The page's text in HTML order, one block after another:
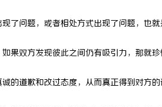
问题，或者相处方式出现了问题，也
双方发现彼此之间仍有吸引力，那就珍
道歉和改过态度，从而真正得到对方的